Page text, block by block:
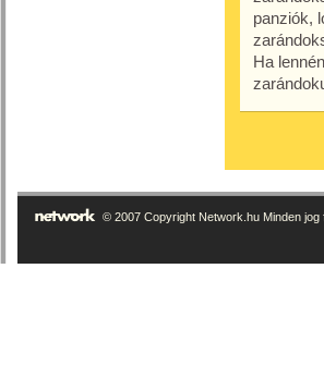
panziók,
Ha
© 2007 Copyright Network.hu Minden jog